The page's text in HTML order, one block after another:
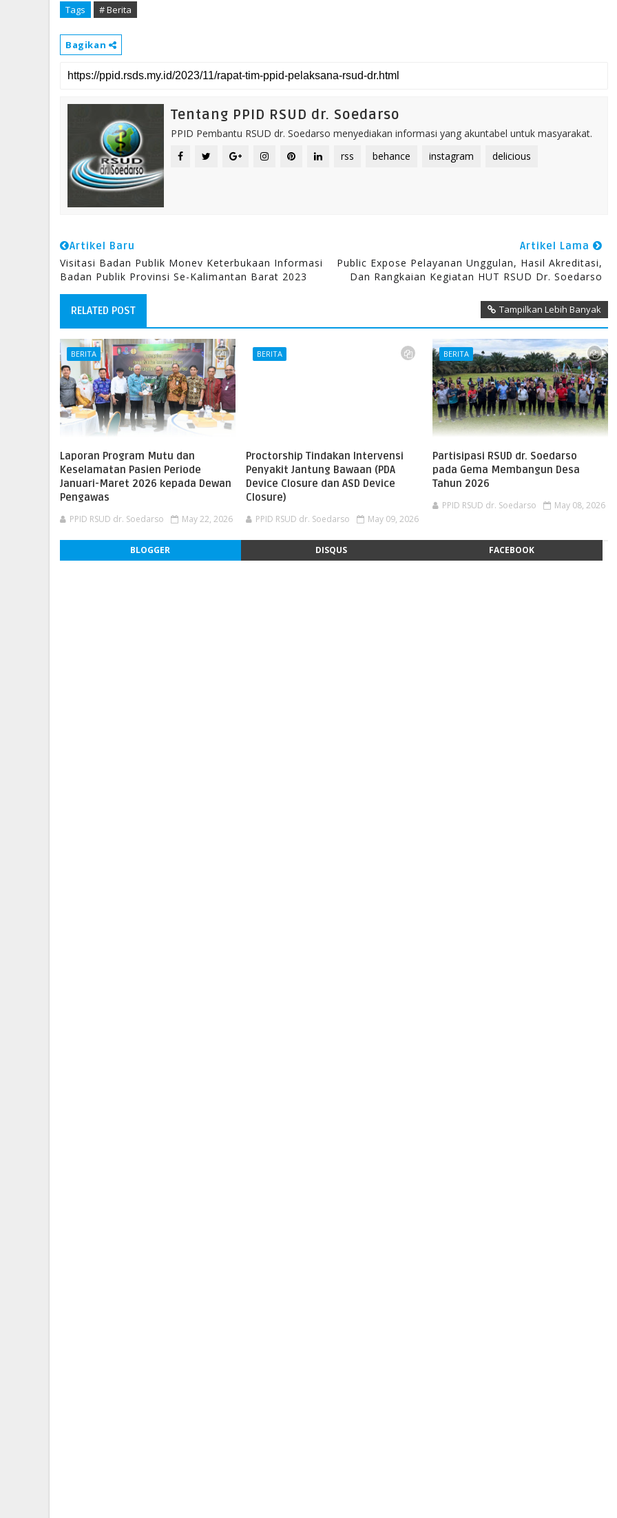
Tags # Berita
Bagikan
Tentang PPID RSUD dr. Soedarso
PPID Pembantu RSUD dr. Soedarso menyediakan informasi yang akuntabel untuk masyarakat.
rss
behance instagram delicious
Artikel Baru
Visitasi Badan Publik Monev Keterbukaan Informasi
Badan Publik Provinsi Se-Kalimantan Barat 2023
Artikel Lama
Public Expose Pelayanan Unggulan, Hasil Akreditasi,
Dan Rangkaian Kegiatan HUT RSUD Dr. Soedarso
RELATED POST Tampilkan Lebih Banyak
BERITA
Laporan Program Mutu dan
Keselamatan Pasien Periode
Januari-Maret 2026 kepada Dewan
Pengawas
PPID RSUD dr. Soedarso May 22, 2026
BERITA
Proctorship Tindakan Intervensi
Penyakit Jantung Bawaan (PDA
Device Closure dan ASD Device
Closure)
PPID RSUD dr. Soedarso May 09, 2026
BERITA
Partisipasi RSUD dr. Soedarso
pada Gema Membangun Desa
Tahun 2026
PPID RSUD dr. Soedarso May 08, 2026
BLOGGER DISQUS FACEBOOK